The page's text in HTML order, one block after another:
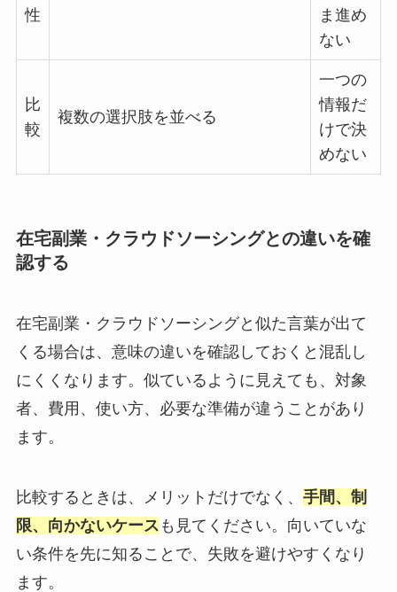
性
ま進め
ない
比
較
複数の選択肢を並べる
一つの
情報だ
けで決
めない
在宅副業・クラウドソーシングとの違いを確
認する
在宅副業・クラウドソーシングと似た言葉が出て
くる場合は、意味の違いを確認しておくと混乱し
にくくなります。似ているように見えても、対象
者、費用、使い方、必要な準備が違うことがあり
ます。
比較するときは、メリットだけでなく、 手間、制
限、向かないケース も見てください。向いていな
い条件を先に知ることで、失敗を避けやすくなり
ます。